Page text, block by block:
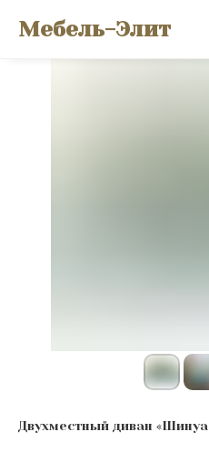
Мебель-Элит
Двухместный диван